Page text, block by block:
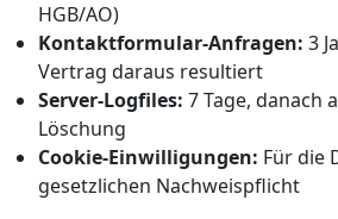
HGB/AO)
Kontaktformular-Anfragen: 3
Vertrag daraus resultiert
Server-Logfiles: 7 Tage, danach
Löschung
Cookie-Einwilligungen: Für die
gesetzlichen Nachweispflicht